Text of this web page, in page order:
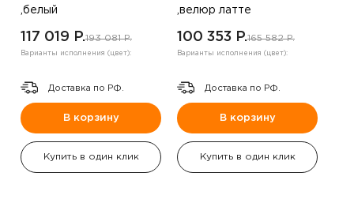
,белый
117 019 P.193 081 P.
Варианты исполнения (цвет):
Доставка по РФ.
В корзину
Купить в один клик
,велюр латте
100 353 P.165 582 P.
Варианты исполнения (цвет):
Доставка по РФ.
В корзину
Купить в один клик